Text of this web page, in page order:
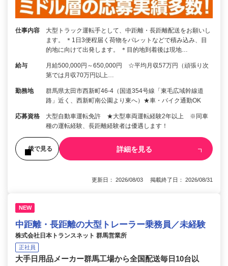
仕事内容
大型トラック運転手として、中距離・長距離配送をお願いし
ます。 ＊1日3便程届く荷物をパレットなどで積み込み、目
的地に向けて出発します。 ＊目的地到着後は現地…
給与
月給500,000円～650,000円 ☆平均月収57万円（頑張り次
第では月収70万円以上…
勤務地
群馬県太田市西新町46-4（国道354号線「東毛広域幹線道
路」近く、西新町南公園より東へ）★車・バイク通勤OK
応募資格
大型自動車運転免許 ★大型車両運転経験2年以上 ※同車
種の運転経験、長距離経験者は優遇します！
後で見る 詳細を見る
更新日： 2026/08/03 掲載終了日： 2026/08/31
NEW
中距離・長距離の大型トレーラー乗務員／未経験
株式会社日本トランスネット 群馬営業所
正社員
大手日用品メーカー群馬工場から全国配送毎日10台以